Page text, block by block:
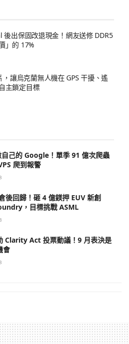
後出保固改退現金！網友送修 DDR5
」的 17%
讓烏克蘭無人機在 GPS 干擾、遙
主鎖定目標
己的 Google！單季 91 億次爬蟲
爬到報警
後回歸！砸 4 億鎂押 EUV 新創
，目標挑戰 ASML
Clarity Act 投票動議！9 月表決是
會